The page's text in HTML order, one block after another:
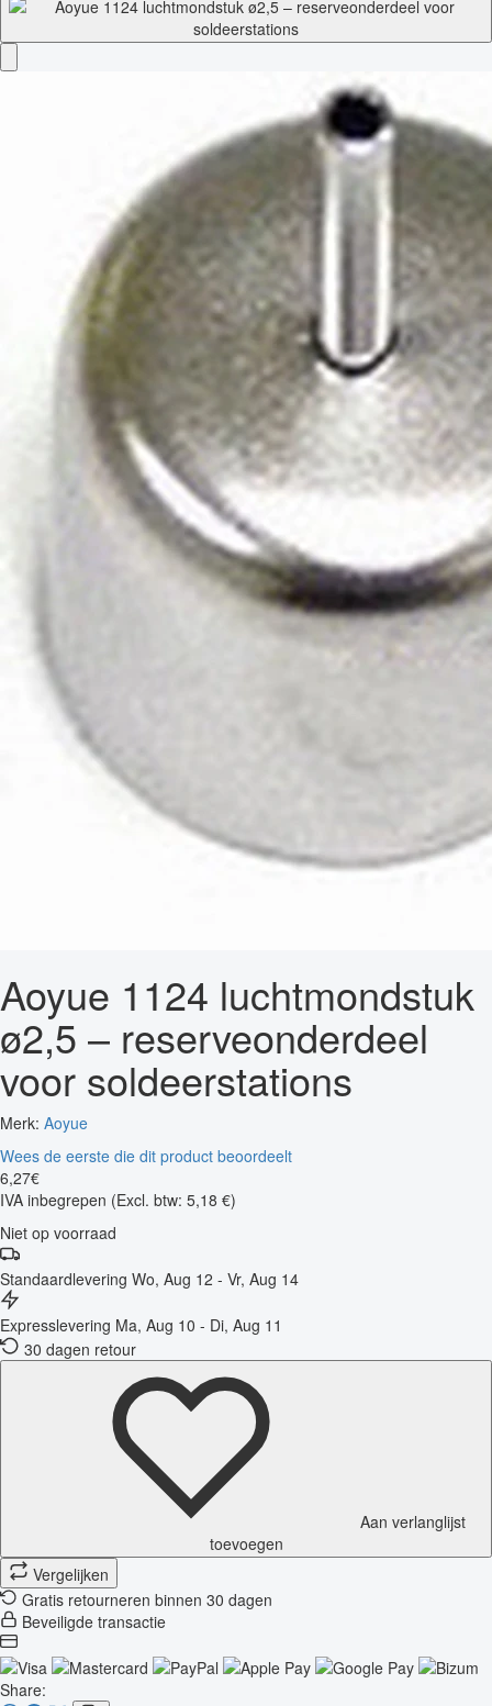
Aoyue 1124 luchtmondstuk
ø2,5 – reserveonderdeel
voor soldeerstations
Merk: Aoyue
Wees de eerste die dit product beoordeelt
6,27€
IVA inbegrepen (Excl. btw: 5,18 €)
Niet op voorraad
Standaardlevering Wo, Aug 12 - Vr, Aug 14
Expresslevering Ma, Aug 10 - Di, Aug 11
30 dagen retour
Aan verlanglijst
toevoegen
Vergelijken
Gratis retourneren binnen 30 dagen
Beveiligde transactie
Share: